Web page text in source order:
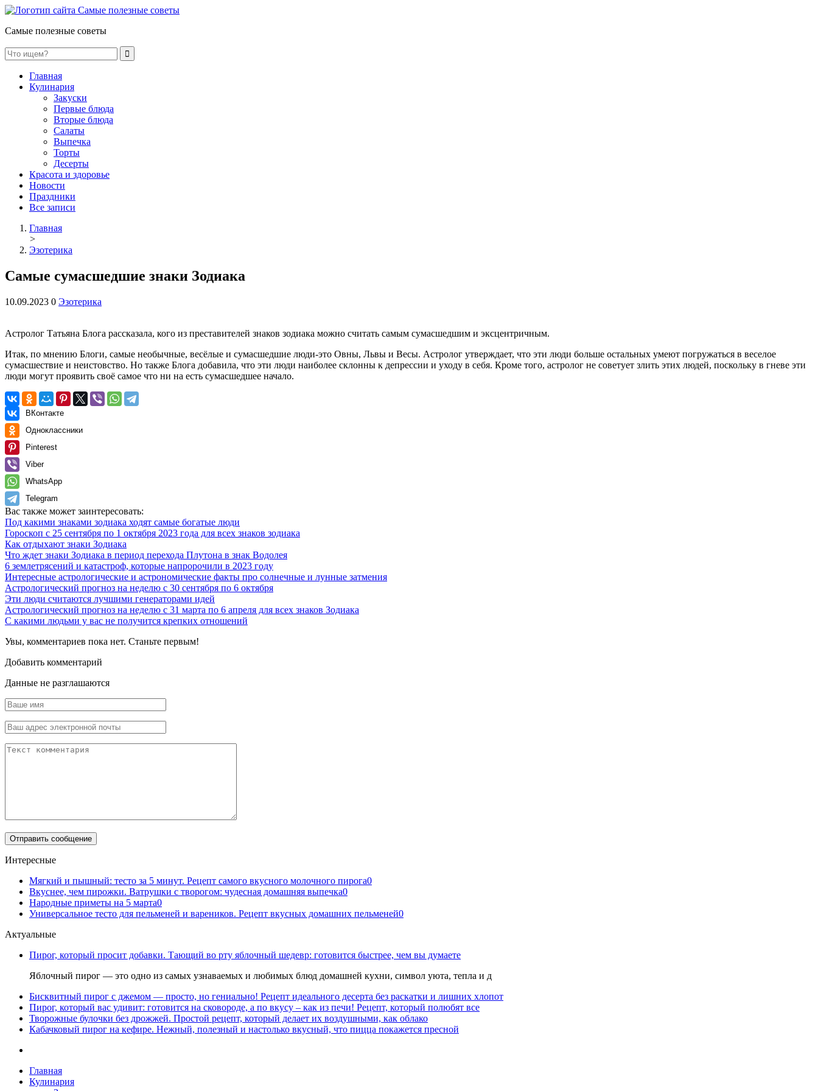
Самые полезные советы
Главная
Кулинария
Закуски
Первые блюда
Вторые блюда
Салаты
Выпечка
Торты
Десерты
Красота и здоровье
Новости
Праздники
Все записи
Главная
>
Эзотерика
Самые сумасшедшие знаки Зодиака
10.09.2023 0 Эзотерика
Астролог Татьяна Блога рассказала, кого из преставителей знаков зодиака можно считать самым сумасшедшим и эксцентричным.
Итак, по мнению Блоги, самые необычные, весёлые и сумасшедшие люди-это Овны, Львы и Весы. Астролог утверждает, что эти люди больше остальных умеют погружаться в веселое
сумасшествие и неистовство. Но также Блога добавила, что эти люди наиболее склонны к депрессии и уходу в себя. Кроме того, астролог не советует злить этих людей, поскольку в гневе эти
люди могут проявить своё самое что ни на есть сумасшедшее начало.
ВКонтакте
Одноклассники
Pinterest
Viber
WhatsApp
Telegram
Вас также может заинтересовать:
Под какими знаками зодиака ходят самые богатые люди
Гороскоп с 25 сентября по 1 октября 2023 года для всех знаков зодиака
Как отдыхают знаки Зодиака
Что ждет знаки Зодиака в период перехода Плутона в знак Водолея
6 землетрясений и катастроф, которые напророчили в 2023 году
Интересные астрологические и астрономические факты про солнечные и лунные затмения
Астрологический прогноз на неделю с 30 сентября по 6 октября
Эти люди считаются лучшими генераторами идей
Астрологический прогноз на неделю с 31 марта по 6 апреля для всех знаков Зодиака
С какими людьми у вас не получится крепких отношений
Увы, комментариев пока нет. Станьте первым!
Добавить комментарий
Данные не разглашаются
Интересные
Мягкий и пышный: тесто за 5 минут. Рецепт самого вкусного молочного пирога0
Вкуснее, чем пирожки. Ватрушки с творогом: чудесная домашняя выпечка0
Народные приметы на 5 марта0
Универсальное тесто для пельменей и вареников. Рецепт вкусных домашних пельменей0
Актуальные
Пирог, который просит добавки. Тающий во рту яблочный шедевр: готовится быстрее, чем вы думаете
Яблочный пирог — это одно из самых узнаваемых и любимых блюд домашней кухни, символ уюта, тепла и д
Бисквитный пирог с джемом — просто, но гениально! Рецепт идеального десерта без раскатки и лишних хлопот
Пирог, который вас удивит: готовится на сковороде, а по вкусу – как из печи! Рецепт, который полюбят все
Творожные булочки без дрожжей. Простой рецепт, который делает их воздушными, как облако
Кабачковый пирог на кефире. Нежный, полезный и настолько вкусный, что пицца покажется пресной
Главная
Кулинария